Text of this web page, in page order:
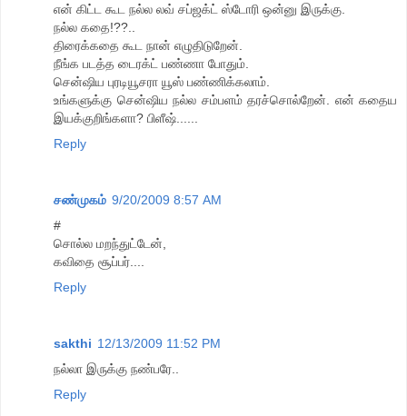
என் கிட்ட கூட நல்ல லவ் சப்ஜக்ட் ஸ்டோரி ஒன்னு இருக்கு.
நல்ல கதை!??..
திரைக்கதை கூட நான் எழுதிடுறேன்.
நீங்க படத்த டைரக்ட் பண்ணா போதும்.
சென்ஷிய புரடியூசரா யூஸ் பண்ணிக்கலாம்.
உங்களுக்கு சென்ஷிய நல்ல சம்பளம் தரச்சொல்றேன். என் கதைய
இயக்குறிங்களா? பிளீஷ்......
Reply
சண்முகம் 9/20/2009 8:57 AM
#
சொல்ல மறந்துட்டேன்,
கவிதை சூப்பர்....
Reply
sakthi 12/13/2009 11:52 PM
நல்லா இருக்கு நண்பரே..
Reply